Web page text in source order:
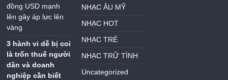
đồng USD mạnh
lên gây áp lực lên
vàng
3 hành vi dễ bị coi
là trốn thuế người
dân và doanh
nghiệp cần biết
NHẠC ÂU MỸ
NHẠC HOT
NHẠC TRẺ
NHẠC TRỮ TÌNH
Uncategorized